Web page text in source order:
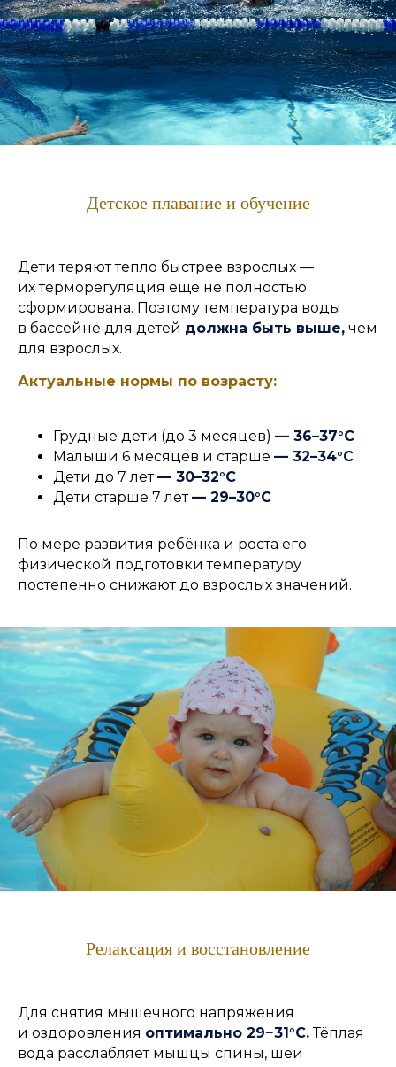
Детское плавание и обучение
Дети теряют тепло быстрее взрослых —
их терморегуляция ещё не полностью
сформирована. Поэтому температура воды
в бассейне для детей должна быть выше, чем
для взрослых.
Актуальные нормы по возрасту:
Грудные дети (до 3 месяцев) — 36–37°C
Малыши 6 месяцев и старше — 32–34°C
Дети до 7 лет— 30–32°C
Дети старше 7 лет— 29–30°C
По мере развития ребёнка и роста его
физической подготовки температуру
постепенно снижают до взрослых значений.
Релаксация и восстановление
Для снятия мышечного напряжения
и оздоровления оптимально 29−31°C.Тёплая
вода расслабляет мышцы спины, шеи